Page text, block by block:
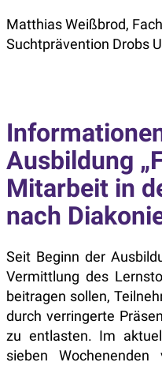
Matthias Weißbrod,
Suchtprävention Drobs
Ausbildung
Mitarbeit in
nach
Seit Beginn der
Vermittlung des
beitragen sollen,
durch verringerte
zu entlasten. Im
sieben